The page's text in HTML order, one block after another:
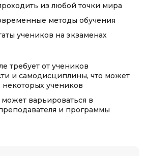
из любой точки мира
методы обучения
учеников на экзаменах
требует от учеников
и самодисциплины, что может
учеников
может варьироваться в
и программы